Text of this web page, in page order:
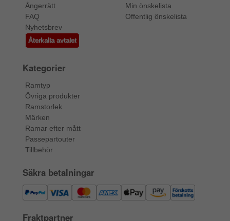
Ångerrätt
FAQ
Nyhetsbrev
Återkalla avtalet
Min önskelista
Offentlig önskelista
Kategorier
Ramtyp
Övriga produkter
Ramstorlek
Märken
Ramar efter mått
Passepartouter
Tillbehör
Säkra betalningar
Fraktpartner